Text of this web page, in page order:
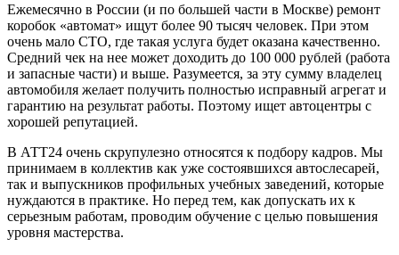
Ежемесячно в России (и по большей части в Москве) ремонт
коробок «автомат» ищут более 90 тысяч человек. При этом
очень мало СТО, где такая услуга будет оказана качественно.
Средний чек на нее может доходить до 100 000 рублей (работа
и запасные части) и выше. Разумеется, за эту сумму владелец
автомобиля желает получить полностью исправный агрегат и
гарантию на результат работы. Поэтому ищет автоцентры с
хорошей репутацией.
В АТТ24 очень скрупулезно относятся к подбору кадров. Мы
принимаем в коллектив как уже состоявшихся автослесарей,
так и выпускников профильных учебных заведений, которые
нуждаются в практике. Но перед тем, как допускать их к
серьезным работам, проводим обучение с целью повышения
уровня мастерства.